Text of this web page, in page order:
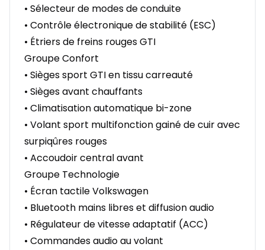
• Sélecteur de modes de conduite
• Contrôle électronique de stabilité (ESC)
• Étriers de freins rouges GTI
Groupe Confort
• Sièges sport GTI en tissu carreauté
• Sièges avant chauffants
• Climatisation automatique bi-zone
• Volant sport multifonction gainé de cuir avec
surpiqûres rouges
• Accoudoir central avant
Groupe Technologie
• Écran tactile Volkswagen
• Bluetooth mains libres et diffusion audio
• Régulateur de vitesse adaptatif (ACC)
• Commandes audio au volant